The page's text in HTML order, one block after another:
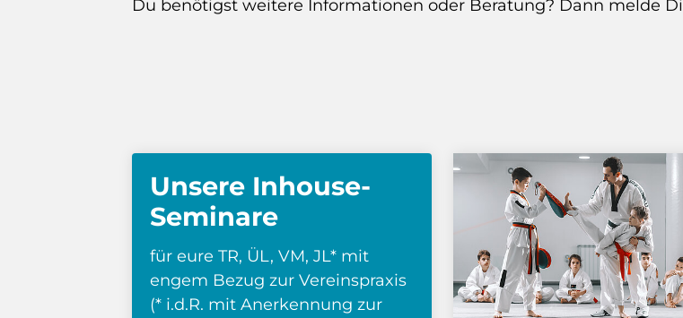
Du benötigst weitere Informationen oder Beratung? Dann melde
Unsere Inhouse-
Seminare
für eure TR, ÜL, VM, JL* mit
engem Bezug zur Vereinspraxis
(* i.d.R. mit Anerkennung zur